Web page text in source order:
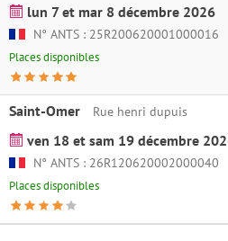
lun 7 et mar 8 décembre 2026
N° ANTS : 25R200620001000016
Places disponibles
Saint-Omer Rue henri dupuis
ven 18 et sam 19 décembre
N° ANTS : 26R120620002000040
Places disponibles